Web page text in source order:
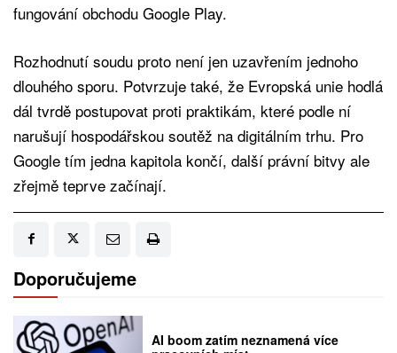
fungování obchodu Google Play.
Rozhodnutí soudu proto není jen uzavřením jednoho
dlouhého sporu. Potvrzuje také, že Evropská unie hodlá
dál tvrdě postupovat proti praktikám, které podle ní
narušují hospodářskou soutěž na digitálním trhu. Pro
Google tím jedna kapitola končí, další právní bitvy ale
zřejmě teprve začínají.
Doporučujeme
AI boom zatím neznamená více